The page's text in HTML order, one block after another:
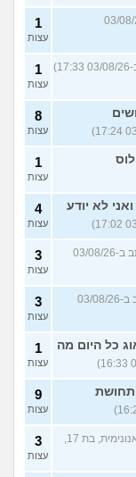
20, כתבה ב-03/08/26
1
עצות
1
עצות
8
עצות
1
עצות
לא יודע
4
עצות
(דן, בן 42, כתב ב-03/08/26
3
עצות
(אנושי, בן 27, כתב ב-03/08/26
3
עצות
כל היום מה
1
עצות
תחושת
9
עצות
(אנונימית, בת 17,
3
עצות